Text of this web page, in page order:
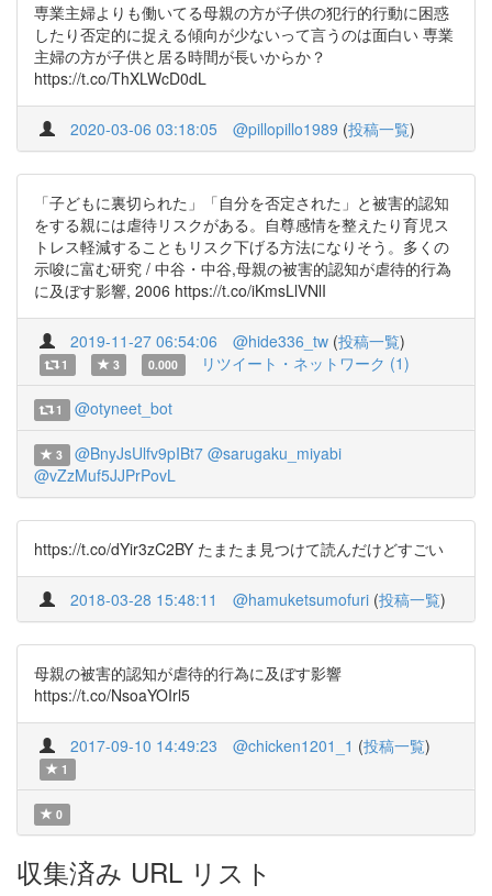
専業主婦よりも働いてる母親の方が子供の犯行的行動に困惑
したり否定的に捉える傾向が少ないって言うのは面白い 専業
主婦の方が子供と居る時間が長いからか？
https://t.co/ThXLWcD0dL
2020-03-06 03:18:05 @pillopillo1989 (投稿一覧)
「子どもに裏切られた」「自分を否定された」と被害的認知
をする親には虐待リスクがある。自尊感情を整えたり育児ス
トレス軽減することもリスク下げる方法になりそう。多くの
示唆に富む研究 / 中谷・中谷,母親の被害的認知が虐待的行為
に及ぼす影響, 2006 https://t.co/iKmsLlVNlI
2019-11-27 06:54:06 @hide336_tw (投稿一覧)
1 3 0.000 リツイート・ネットワーク (1)
1 @otyneet_bot
3 @BnyJsUlfv9pIBt7 @sarugaku_miyabi
@vZzMuf5JJPrPovL
https://t.co/dYir3zC2BY たまたま見つけて読んだけどすごい
2018-03-28 15:48:11 @hamuketsumofuri (投稿一覧)
母親の被害的認知が虐待的行為に及ぼす影響
https://t.co/NsoaYOIrl5
2017-09-10 14:49:23 @chicken1201_1 (投稿一覧)
1
0
収集済み URL リスト